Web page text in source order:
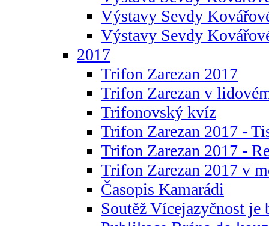
Výstavy Sevdy
Výstavy Sevdy
2017
Trifon Zarezan 2017
Trifon Zarezan v
Trifonovský kvíz
Trifon Zarezan 2017 -
Trifon Zarezan 2017 -
Trifon Zarezan 2017 v
Časopis Kamarádi
Soutěž Vícejazyčnost je